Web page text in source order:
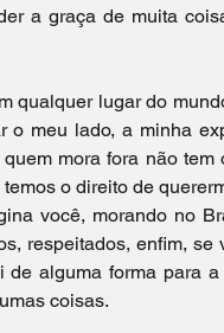
a graça de muita
qualquer lugar do
o meu lado, a minha
mora fora não
o direito de
você, morando no
respeitados, enfim,
alguma forma para
coisas.